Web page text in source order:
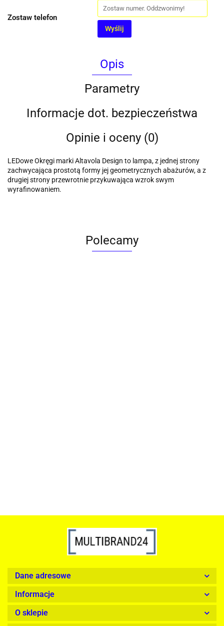
Zostaw telefon
Wyślij
Opis
Parametry
Informacje dot. bezpieczeństwa
Opinie i oceny (0)
LEDowe Okręgi marki Altavola Design to lampa, z jednej strony
zachwycająca prostotą formy jej geometrycznych abażurów, a z
drugiej strony przewrotnie przykuwająca wzrok swym
wyrafinowaniem.
Polecamy
Dane adresowe
Informacje
O sklepie